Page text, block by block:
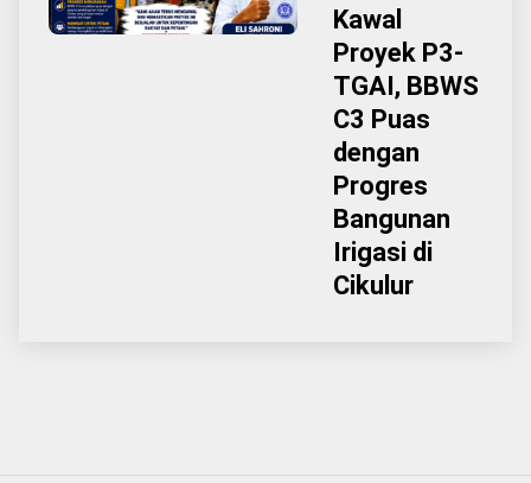
Kawal
Proyek P3-
TGAI, BBWS
C3 Puas
dengan
Progres
Bangunan
Irigasi di
Cikulur